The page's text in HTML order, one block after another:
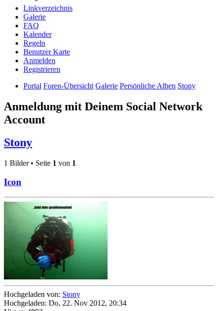
Linkverzeichnis
Galerie
FAQ
Kalender
Regeln
Benutzer Karte
Anmelden
Registrieren
Portal Foren-Übersicht Galerie Persönliche Alben Stony
Anmeldung mit Deinem Social Network
Account
Stony
1 Bilder • Seite 1 von 1
Icon
Hochgeladen von: Stony
Hochgeladen: Do, 22. Nov 2012, 20:34